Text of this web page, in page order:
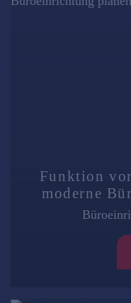
Funktion
moderne